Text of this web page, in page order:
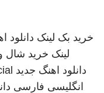
خرید بک لینک دانلود
لینک خرید شال
دانلود اهنگ جدید
انگلیسی فارسی